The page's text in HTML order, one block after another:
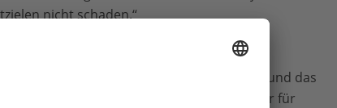
nicht schaden.“
zeigen der WWF Deutschland und das
vierstufigen Leitfaden „Nachhaltigkeitsfilter für